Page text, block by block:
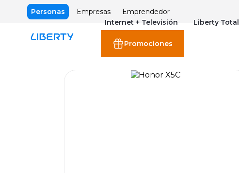
Personas Empresas Emprendedor
Internet + Televisión Liberty Total
Promociones